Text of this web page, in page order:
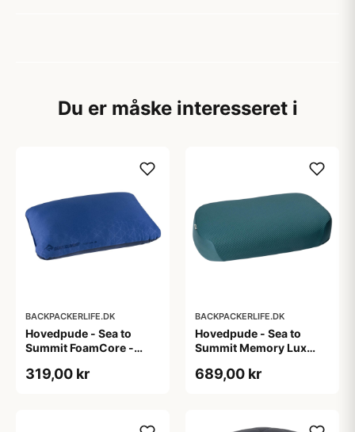
Du er måske interesseret i
BACKPACKERLIFE.DK
Hovedpude - Sea to
Summit FoamCore -
319,00 kr
BACKPACKERLIFE.DK
Hovedpude - Sea to
Summit Memory Lux
689,00 kr